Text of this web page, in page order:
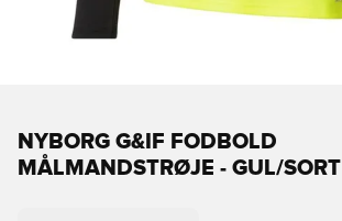
NYBORG G&IF FODBOLD
MÅLMANDSTRØJE - GUL/SORT